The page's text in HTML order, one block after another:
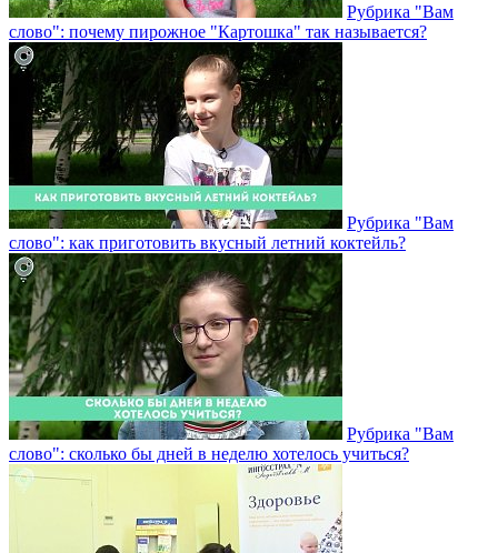
Рубрика "Вам
слово": почему пирожное "Картошка" так называется?
Рубрика "Вам
слово": как приготовить вкусный летний коктейль?
Рубрика "Вам
слово": сколько бы дней в неделю хотелось учиться?